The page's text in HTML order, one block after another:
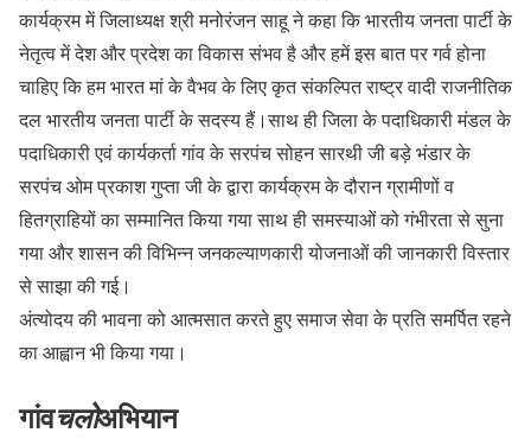
कार्यक्रम में जिलाध्यक्ष श्री मनोरंजन साहू ने कहा कि भारतीय जनता पार्टी के
नेतृत्व में देश और प्रदेश का विकास संभव है और हमें इस बात पर गर्व होना
चाहिए कि हम भारत मां के वैभव के लिए कृत संकल्पित राष्ट्र वादी राजनीतिक
दल भारतीय जनता पार्टी के सदस्य हैं।साथ ही जिला के पदाधिकारी मंडल के
पदाधिकारी एवं कार्यकर्ता गांव के सरपंच सोहन सारथी जी बड़े भंडार के
सरपंच ओम प्रकाश गुप्ता जी के द्वारा कार्यक्रम के दौरान ग्रामीणों व
हितग्राहियों का सम्मानित किया गया साथ ही समस्याओं को गंभीरता से सुना
गया और शासन की विभिन्न जनकल्याणकारी योजनाओं की जानकारी विस्तार
से साझा की गई।
अंत्योदय की भावना को आत्मसात करते हुए समाज सेवा के प्रति समर्पित रहने
का आह्वान भी किया गया।
गांवचलोअभियान